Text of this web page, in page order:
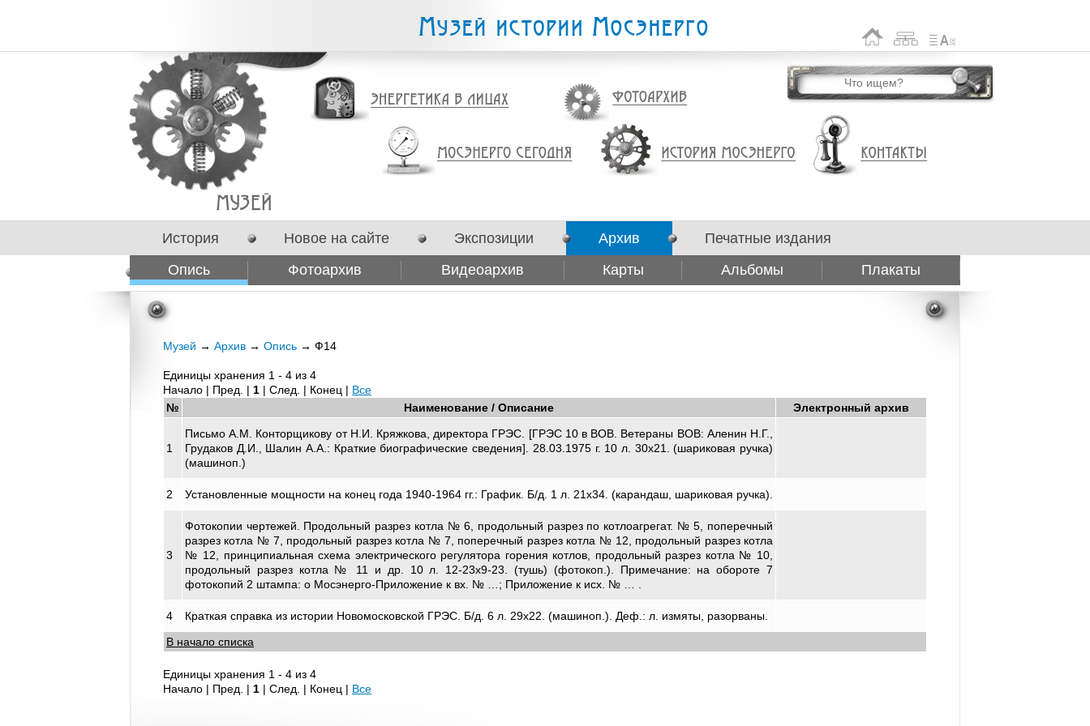
История Новое на сайте Экспозиции
Архив
Опись
Фотоархив Видеоархив Карты Альбомы Плакаты
Печатные издания
Сотрудничество
Музей → Архив → Опись → Ф14
Единицы хранения 1 - 4 из 4
Начало | Пред. | 1 | След. | Конец | Все
№
Наименование / Описание Электронный архив
1
Письмо А.М. Конторщикову от Н.И. Кряжкова, директора ГРЭС. [ГРЭС 10 в ВОВ. Ветераны ВОВ: Аленин Н.Г.,
Грудаков Д.И., Шалин А.А.: Краткие биографические сведения]. 28.03.1975 г. 10 л. 30х21. (шариковая ручка)
(машиноп.)
2 Установленные мощности на конец года 1940-1964 гг.: График. Б/д. 1 л. 21х34. (карандаш, шариковая ручка).
3
Фотокопии чертежей. Продольный разрез котла № 6, продольный разрез по котлоагрегат. № 5, поперечный
разрез котла № 7, продольный разрез котла № 7, поперечный разрез котла № 12, продольный разрез котла
№ 12, принципиальная схема электрического регулятора горения котлов, продольный разрез котла № 10,
продольный разрез котла № 11 и др. 10 л. 12-23х9-23. (тушь) (фотокоп.). Примечание: на обороте 7
фотокопий 2 штампа: о Мосэнерго-Приложение к вх. № …; Приложение к исх. № … .
4
Краткая справка из истории Новомосковской ГРЭС. Б/д. 6 л. 29х22. (машиноп.). Деф.: л. измяты, разорваны.
В начало списка
Единицы хранения 1 - 4 из 4
Начало | Пред. | 1 | След. | Конец | Все